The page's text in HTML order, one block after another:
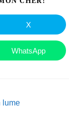
X
WhatsApp
lume